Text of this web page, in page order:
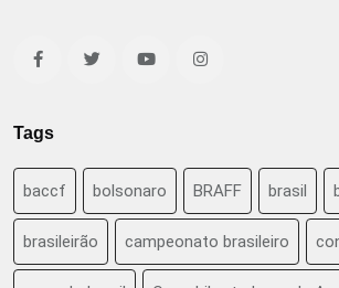
Tags
baccf bolsonaro BRAFF brasil
brasileirão campeonato brasileiro